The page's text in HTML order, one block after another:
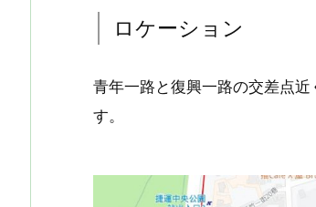
ロケーション
青年一路と復興一路の交差点
す。